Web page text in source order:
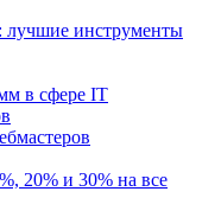
лучшие инструменты
в сфере IT
20% и 30% на все